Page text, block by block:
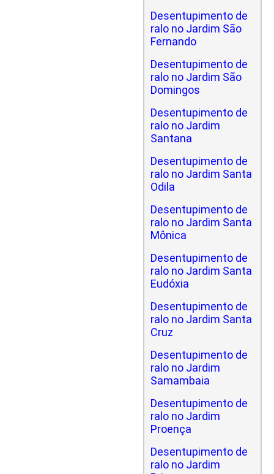
Desentupimento de
ralo no Jardim São
Fernando
Desentupimento de
ralo no Jardim São
Domingos
Desentupimento de
ralo no Jardim
Santana
Desentupimento de
ralo no Jardim Santa
Odila
Desentupimento de
ralo no Jardim Santa
Mônica
Desentupimento de
ralo no Jardim Santa
Eudóxia
Desentupimento de
ralo no Jardim Santa
Cruz
Desentupimento de
ralo no Jardim
Samambaia
Desentupimento de
ralo no Jardim
Proença
Desentupimento de
ralo no Jardim